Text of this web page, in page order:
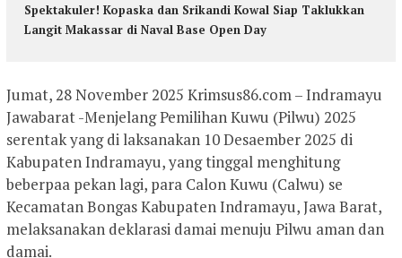
Spektakuler! Kopaska dan Srikandi Kowal Siap Taklukkan
Langit Makassar di Naval Base Open Day
Jumat, 28 November 2025 Krimsus86.com – Indramayu
Jawabarat -Menjelang Pemilihan Kuwu (Pilwu) 2025
serentak yang di laksanakan 10 Desaember 2025 di
Kabupaten Indramayu, yang tinggal menghitung
beberpaa pekan lagi, para Calon Kuwu (Calwu) se
Kecamatan Bongas Kabupaten Indramayu, Jawa Barat,
melaksanakan deklarasi damai menuju Pilwu aman dan
damai.